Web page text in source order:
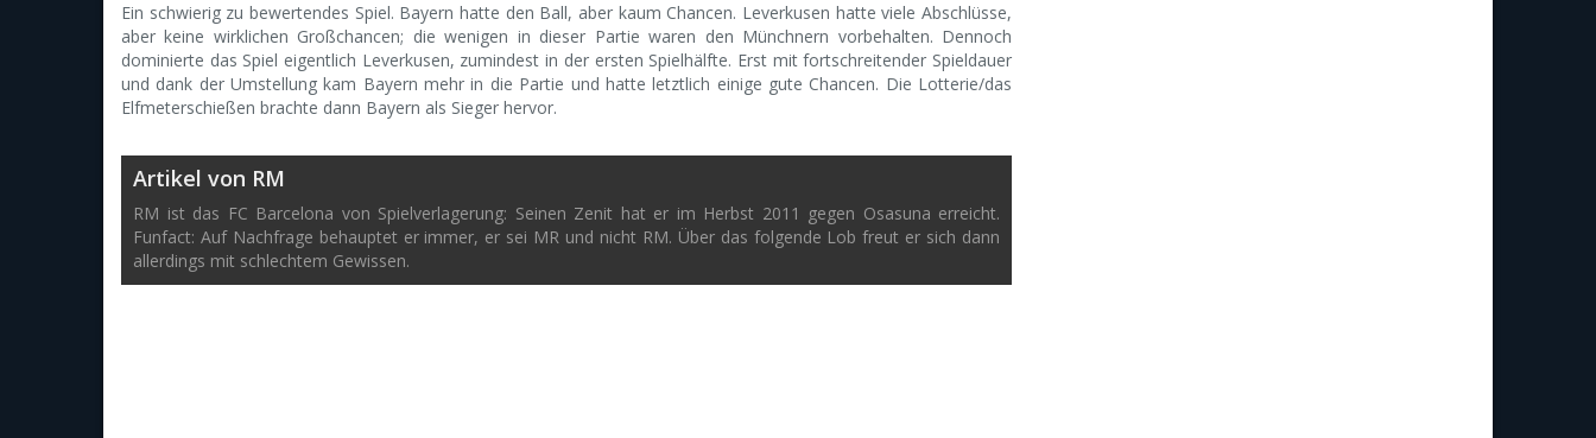
Ein schwierig zu bewertendes Spiel. Bayern hatte den Ball, aber kaum Chancen. Leverkusen hatte viele Abschlüsse,
aber keine wirklichen Großchancen; die wenigen in dieser Partie waren den Münchnern vorbehalten. Dennoch
dominierte das Spiel eigentlich Leverkusen, zumindest in der ersten Spielhälfte. Erst mit fortschreitender Spieldauer
und dank der Umstellung kam Bayern mehr in die Partie und hatte letztlich einige gute Chancen. Die Lotterie/das
Elfmeterschießen brachte dann Bayern als Sieger hervor.
Artikel von RM
RM ist das FC Barcelona von Spielverlagerung: Seinen Zenit hat er im Herbst 2011 gegen Osasuna erreicht.
Funfact: Auf Nachfrage behauptet er immer, er sei MR und nicht RM. Über das folgende Lob freut er sich dann
allerdings mit schlechtem Gewissen.